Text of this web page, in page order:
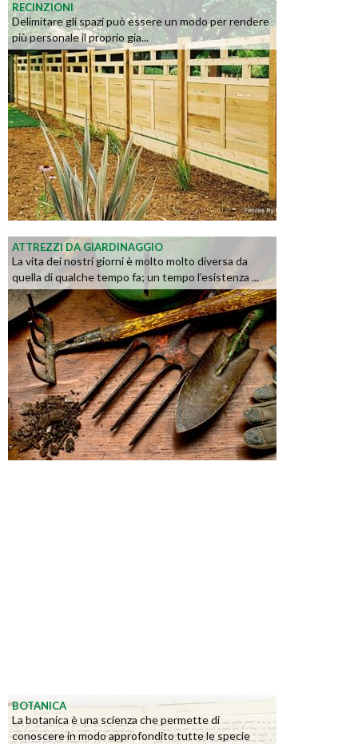
RECINZIONI
Delimitare gli spazi può essere un modo per rendere
più personale il proprio gia...
ATTREZZI DA GIARDINAGGIO
La vita dei nostri giorni è molto molto diversa da
quella di qualche tempo fa; un tempo l’esistenza ...
BOTANICA
La botanica è una scienza che permette di
conoscere in modo approfondito tutte le specie